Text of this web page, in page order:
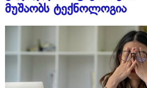
მუშაობს ტექნოლოგია